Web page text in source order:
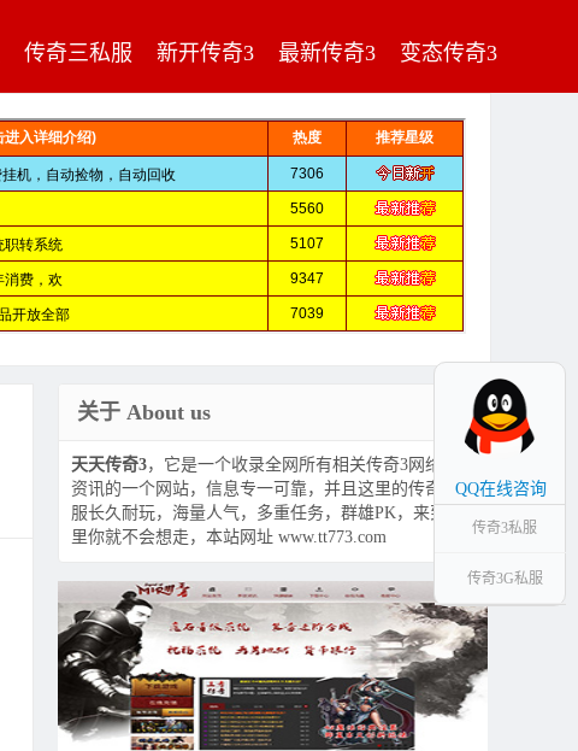
传奇三私服 新开传奇3 最新传奇3 变态传奇3
关于 About us
天天传奇3，它是一个收录全网所有相关传奇3网络游戏
资讯的一个网站，信息专一可靠，并且这里的传奇3私
服长久耐玩，海量人气，多重任务，群雄PK，来到这
里你就不会想走，本站网址 www.tt773.com
QQ在线咨询
传奇3私服
传奇3G私服